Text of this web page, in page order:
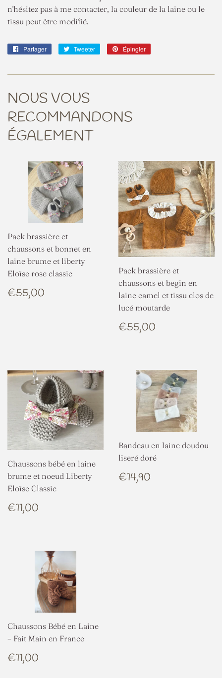
n'hésitez pas à me contacter, la couleur de la laine ou le
tissu peut être modifié.
Partager
PartagerTweeter
Tweeter
Épingler
NOUS VOUS
RECOMMANDONS
ÉGALEMENT
Pack brassière et
chaussons et bonnet en
laine brume et liberty
Eloïse rose classic
PRIX
RÉGULIER
€55,00
Pack brassière et
chaussons et begin en
laine camel et tissu clos de
lucé moutarde
PRIX
RÉGULIER
€55,00
Chaussons bébé en laine
brume et noeud Liberty
Eloïse Classic
PRIX
RÉGULIER
€11,00
Bandeau en laine doudou
liseré doré
PRIX
RÉGULIER
€14,90
Chaussons Bébé en Laine
– Fait Main en France
PRIX
RÉGULIER
€11,00